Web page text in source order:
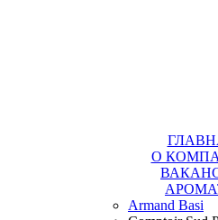
О
Armand Basi